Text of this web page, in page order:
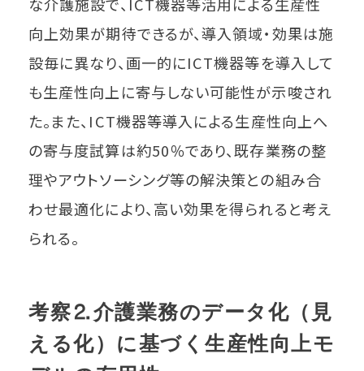
向上効果が期待できるが、導入領域・効果は施
設毎に異なり、画一的にICT機器等を導入して
も生産性向上に寄与しない可能性が示唆され
た。また、ICT機器等導入による生産性向上へ
の寄与度試算は約50％であり、既存業務の整
理やアウトソーシング等の解決策との組み合
わせ最適化により、高い効果を得られると考え
られる。
考察⒉介護業務のデータ化（見
える化）に基づく生産性向上モ